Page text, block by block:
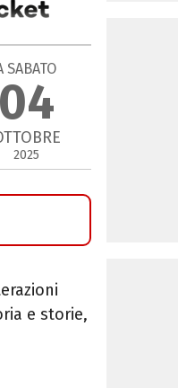
SABATO
04
2025
e storie,